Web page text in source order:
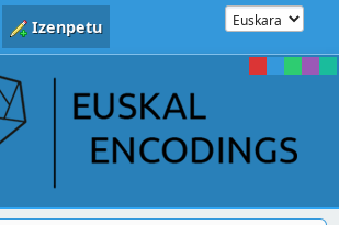
Izenpetu